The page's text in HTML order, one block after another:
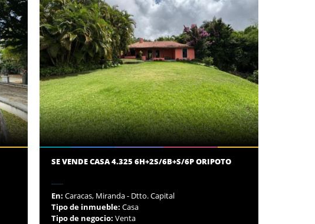
SE VENDE CASA 4.325 6H+2S/6B+S/6P ORIPOTO
En: Caracas, Miranda - Dtto. Capital
Tipo de inmueble: Casa
Tipo de negocio: Venta